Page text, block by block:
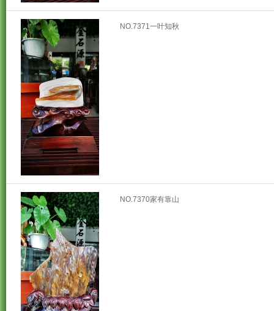
NO.7371一叶知秋
NO.7370家有靠山